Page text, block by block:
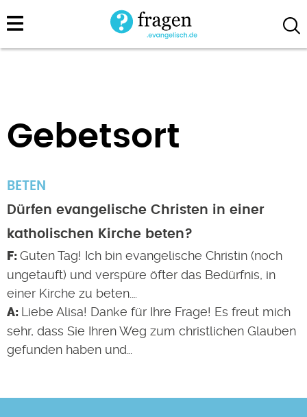
Direkt
zum
Gebetsort
BETEN
Dürfen evangelische Christen in einer
katholischen Kirche beten?
Guten Tag! Ich bin evangelische Christin (noch
ungetauft) und verspüre öfter das Bedürfnis, in
einer Kirche zu beten.…
Liebe Alisa! Danke für Ihre Frage! Es freut mich
sehr, dass Sie Ihren Weg zum christlichen Glauben
gefunden haben und…